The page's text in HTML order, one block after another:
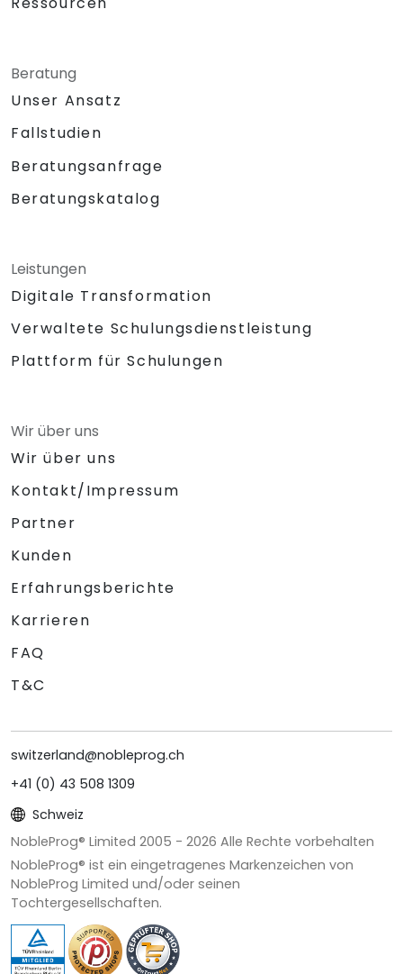
Beratung
Unser Ansatz
Fallstudien
Beratungsanfrage
Beratungskatalog
Leistungen
Digitale Transformation
Verwaltete Schulungsdienstleistung
Plattform für Schulungen
Wir über uns
Wir über uns
Kontakt/Impressum
Partner
Kunden
Erfahrungsberichte
Karrieren
FAQ
T&C
switzerland@nobleprog.ch
+41 (0) 43 508 1309
Schweiz
NobleProg® Limited 2005 - 2026 Alle Rechte vorbehalten
NobleProg® ist ein eingetragenes Markenzeichen von
NobleProg Limited und/oder seinen
Tochtergesellschaften.